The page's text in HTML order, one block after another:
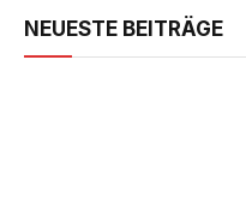
NEUESTE BEITRÄGE